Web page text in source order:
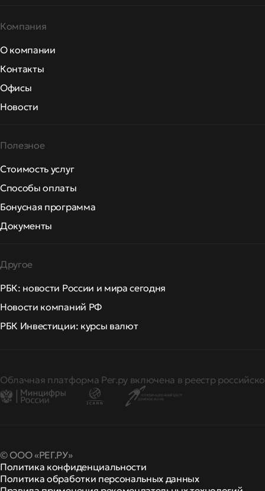
Компания
О компании
Контакты
Офисы
Новости
Полезное
Стоимость услуг
Способы оплаты
Бонусная программа
Документы
Другое
РБК: новости России и мира сегодня
Новости компаний РФ
РБК Инвестиции: курсы валют
Облачная платформа Рег.ру включена в реестр
© ООО «РЕГ.РУ»
Политика конфиденциальности
Политика обработки персональных данных